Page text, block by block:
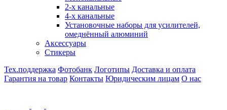
2-х канальные
4-х канальные
Установочные наборы для усилителей,
омеднённый алюминий
Аксессуары
Стикеры
Тех.поддержка Фотобанк Логотипы Доставка и оплата
Гарантия на товар Контакты Юридическим лицам О нас